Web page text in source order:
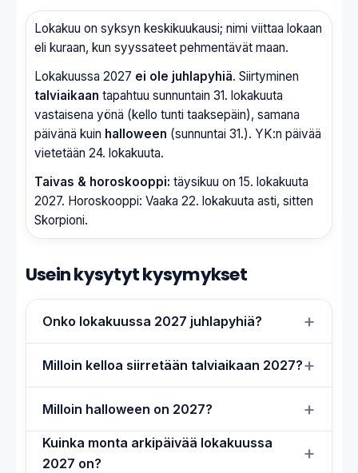
Lokakuu on syksyn keskikuukausi; nimi viittaa lokaan
eli kuraan, kun syyssateet pehmentävät maan.
Lokakuussa 2027 ei ole juhlapyhiä. Siirtyminen
talviaikaan tapahtuu sunnuntain 31. lokakuuta
vastaisena yönä (kello tunti taaksepäin), samana
päivänä kuin halloween (sunnuntai 31.). YK:n päivää
vietetään 24. lokakuuta.
Taivas & horoskooppi: täysikuu on 15. lokakuuta
2027. Horoskooppi: Vaaka 22. lokakuuta asti, sitten
Skorpioni.
Usein kysytyt kysymykset
Onko lokakuussa 2027 juhlapyhiä?
Milloin kelloa siirretään talviaikaan 2027?
Milloin halloween on 2027?
Kuinka monta arkipäivää lokakuussa
2027 on?